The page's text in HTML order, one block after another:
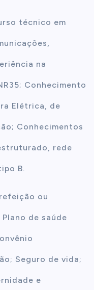
técnico em
na
Conhecimento
Elétrica, de
Conhecimentos
rede
B.
ou
de saúde
Seguro de vida;
e